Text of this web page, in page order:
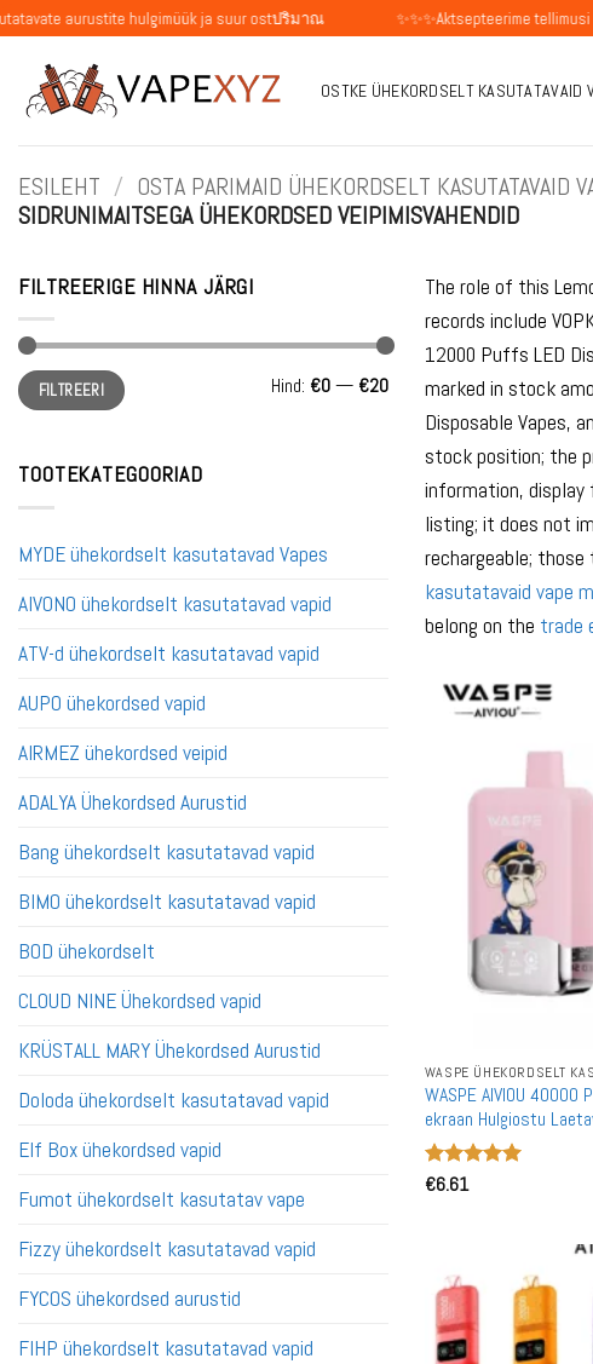
Skip
content
hulgimüük ja suur ostปริมาณ ✨✨✨Aktsepteerime tellimusi
OSTKE ÜHEKORDSELT KASUTATAVAID
ESILEHT / OSTA PARIMAID ÜHEKORDSELT KASUTATAVAID
SIDRUNIMAITSEGA ÜHEKORDSED VEIPIMISVAHENDID
FILTREERIGE HINNA JÄRGI
Minimaalne
hind
Maksimaalne
hindFILTREERI Hind: €0 — €20
TOOTEKATEGOORIAD
MYDE ühekordselt kasutatavad Vapes
AIVONO ühekordselt kasutatavad vapid
ATV-d ühekordselt kasutatavad vapid
AUPO ühekordsed vapid
AIRMEZ ühekordsed veipid
ADALYA Ühekordsed Aurustid
Bang ühekordselt kasutatavad vapid
BIMO ühekordselt kasutatavad vapid
BOD ühekordselt
CLOUD NINE Ühekordsed vapid
KRÜSTALL MARY Ühekordsed Aurustid
Doloda ühekordselt kasutatavad vapid
Elf Box ühekordsed vapid
Fumot ühekordselt kasutatav vape
Fizzy ühekordselt kasutatavad vapid
FYCOS ühekordsed aurustid
FIHP ühekordselt kasutatavad vapid
The role of this
records include
12000 Puffs LED
marked in stock
Disposable Vapes,
stock position; the
information, display
listing; it does not
rechargeable;
kasutatavaid vape
belong on the trade
WASPE ÜHEKORDSELT
WASPE AIVIOU
ekraan Hulgiostu
Vape Hulgimüük
Hinnanguga
€6.61